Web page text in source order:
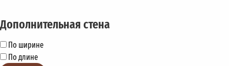
Дополнительная стена
По ширине
По длине